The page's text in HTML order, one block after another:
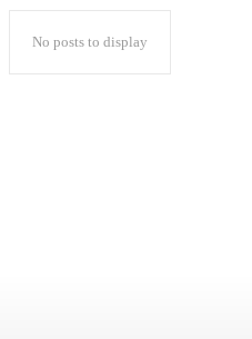
No posts to display